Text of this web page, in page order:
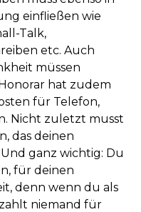
einfließen wie
Talk,
etc. Auch
müssen
hat zudem
für Telefon,
Nicht zuletzt musst
das deinen
ganz wichtig: Du
für deinen
denn wenn du als
niemand für